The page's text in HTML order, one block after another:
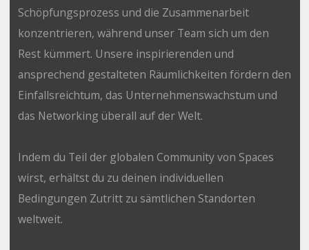
Schöpfungsprozess und die Zusammenarbeit
konzentrieren, während unser Team sich um den
Rest kümmert. Unsere inspirierenden und
ansprechend gestalteten Räumlichkeiten fördern den
Einfallsreichtum, das Unternehmenswachstum und
das Networking überall auf der Welt.
Indem du Teil der globalen Community von Spaces
wirst, erhältst du zu deinen individuellen
Bedingungen Zutritt zu sämtlichen Standorten
weltweit.